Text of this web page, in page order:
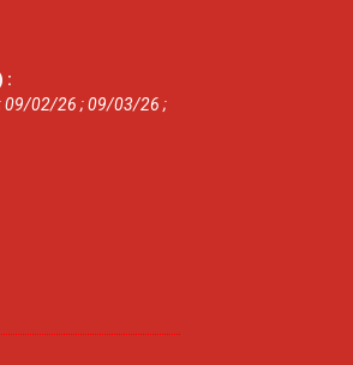
:
09/02/26 ; 09/03/26 ;